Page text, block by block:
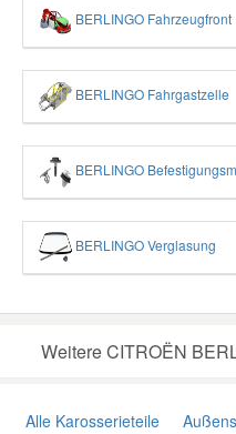
BERLINGO Fahrzeugfront
BERLINGO Fahrgastzelle
BERLINGO
BERLINGO Verglasung
Weitere CITROËN
Alle Karosserieteile